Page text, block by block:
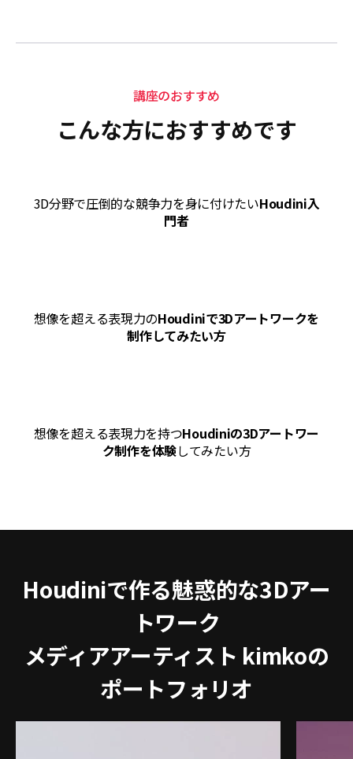
講座のおすすめ
こんな方におすすめです
3D分野で圧倒的な競争力を身に付けたいHoudini入
門者
想像を超える表現力のHoudiniで3Dアートワークを
制作してみたい方
想像を超える表現力を持つHoudiniの3Dアートワー
ク制作を体験してみたい方
Houdiniで作る魅惑的な3Dアー
トワーク
メディアアーティスト kimkoの
ポートフォリオ